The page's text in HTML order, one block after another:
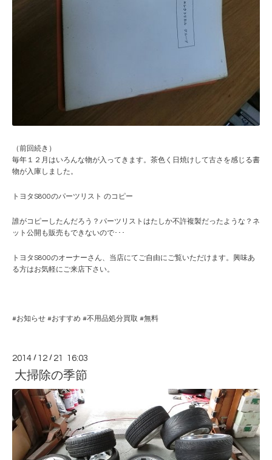
（前回続き）
毎年１２月はいろんな物が入ってきます。茶色く日焼けして古さを感じる書
物が入庫しました。
トヨタS800のパーツリスト のコピー
誰がコピーしたんだろう？パーツリストはたしか不許複製だったような？ネ
ット公開も販売もできないので･･･
トヨタS800のオーナーさん、当店にてご自由にご覧いただけます。興味あ
る方はお気軽にご来店下さい。
#お知らせ #おすすめ #不用品処分買取 #無料
2014 / 12 / 21 16:03
大掃除の季節